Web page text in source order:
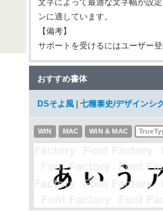
文字によって最適な文字幅が設
ンに適しています。
【備考】
サポートを受けるにはユーザー
おすすめ書体
DSそよ風 七種泰史/デザインシ
WIN MAC WIN & MAC